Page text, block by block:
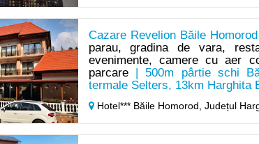
Cazare Revelion Băile
parau, gradina de vara,
evenimente, camere cu aer
parcare| 500m pârtie schi
termale Selters, 13km Harghita
Hotel*** Băile Homorod, Județul